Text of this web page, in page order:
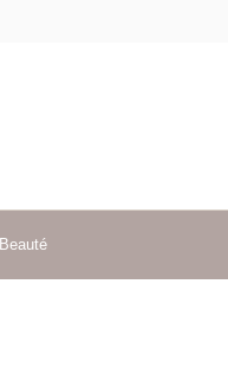
Beauté